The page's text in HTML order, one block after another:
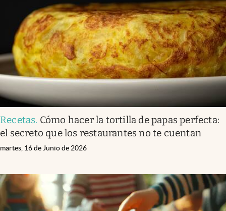
Infotechnology
Clase
Clima
Mundial 2026
Eventos Corporativos
El Cronista Studio
Mediakit
abre en nueva pestaña
Argentina
Recetas. Cómo hacer la tortilla de papas perfecta:
el secreto que los restaurantes no te cuentan
martes, 16 de Junio de 2026